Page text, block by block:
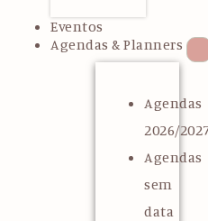
Eventos
Agendas & Planners
Agendas
2026/
Agendas
sem
data